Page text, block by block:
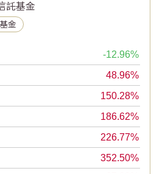
託基金
金
-12.96
48.96
150.28
186.62
226.77
352.50